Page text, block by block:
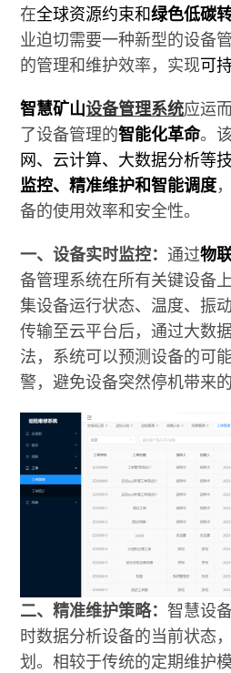
在全球资源约束和绿色低碳
业迫切需要一种新型的设备
的管理和维护效率，实现可
智慧矿山设备管理系统应运
了设备管理的智能化革命。
网、云计算、大数据分析等
监控、精准维护和智能调度
备的使用效率和安全性。
一、设备实时监控：通过物
备管理系统在所有关键设备
集设备运行状态、温度、振
传输至云平台后，通过大数
法，系统可以预测设备的可
警，避免设备突然停机带来的
二、精准维护策略： 智慧设
时数据分析设备的当前状态
划。相较于传统的定期维护